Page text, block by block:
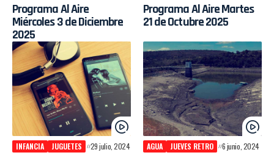
Programa Al Aire
Miércoles 3 de Diciembre
2025
Programa Al Aire Martes
21 de Octubre 2025
INFANCIA JUGUETES 29 julio, 2024 AGUA JUEVES RETRO 6 junio, 2024